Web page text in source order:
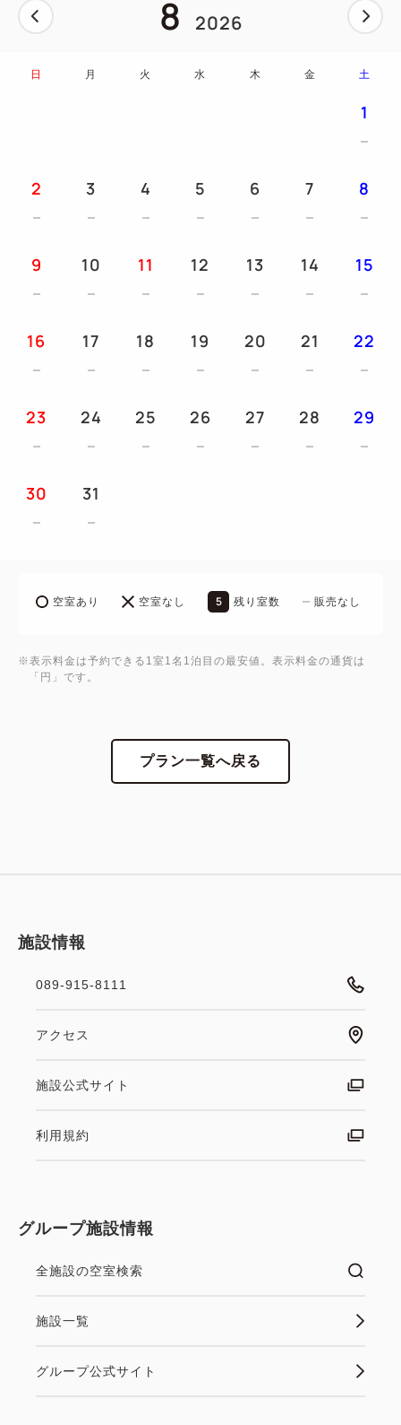
呂の利用料金を1,000円にてご案内！（通常3,000
→※ご利用希望の際には、ご利用開始時間の第一希
（当日空きがある場合は利用可能ですが、ご利用状況
で、あらかじめご了承くださいませ。）
・お子様のアメニティにつきまして以下よりご必要な
ご記入いただいたものは事前にご準備いたします。
（ベビーベッド・ベッドガード(18ヶ月未満のお子様
ット・おむつ<サイズ必須>・おしりふき）
・ウェルカムベビープラン限定でタオルを通常量の2
す。
・ウェルカムドリンクサービス 14：00～23：00
[アクセス]
・伊予鉄「松山市駅」より徒歩1分
・松山自動車道「松山IC」より車で約15分
提携駐車場：伊予鉄市駅西駐車場（ホテルより徒歩2
駐車券をフロントへご提示ください。
・営業時間 6：00AM～10：00AM / 15：00PM～
男性浴場にドライサウナ・女性浴場にスチームサウナ
ドア前にタオルとをご用意しお部屋には入室いたしま
お部屋の清掃をご希望でしたら当日10時までにフロ
い場合でも週1回はお部屋を清掃いたします。清掃日
8 2026
日 月 火 水 木 金 土
1
2 3 4 5 6 7 8
9 10 11 12 13 14 15
16 17 18 19 20 21 22
23 24 25 26 27 28 29
30 31
空室あり 空室なし 5 残り室数 販売なし
※表示料金は予約できる1室1名1泊目の最安値。表示料金の通貨は
「円」です。
プラン一覧へ戻る
施設情報
089-915-8111
アクセス
施設公式サイト
利用規約
グループ施設情報
全施設の空室検索
施設一覧
グループ公式サイト